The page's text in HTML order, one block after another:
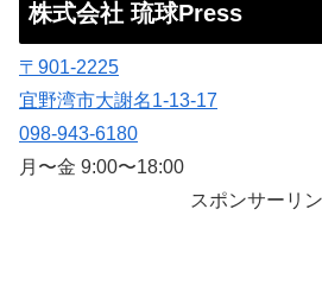
株式会社 琉球Press
〒901-2225
宜野湾市大謝名1-13-17
098-943-6180
月〜金 9:00〜18:00
スポンサーリ